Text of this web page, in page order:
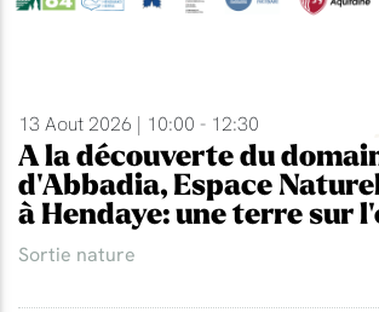
13 Aout 2026 | 10:00 - 12:30
A la découverte du
d'Abbadia, Espace
à Hendaye: une terre sur
Sortie nature